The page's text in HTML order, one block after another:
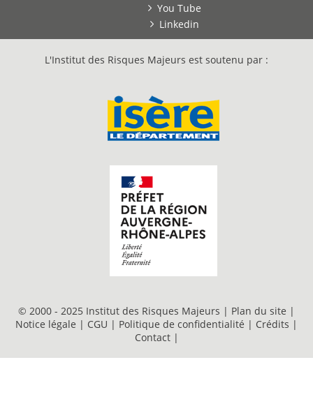
You Tube
Linkedin
L'Institut des Risques Majeurs est soutenu par :
© 2000 - 2025 Institut des Risques Majeurs | Plan du site |
Notice légale | CGU | Politique de confidentialité | Crédits |
Contact |